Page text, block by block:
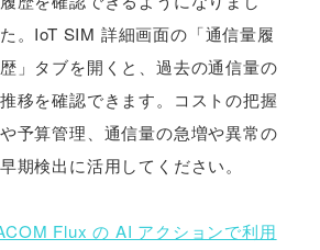
た。IoT SIM 詳細画面の「通信量履
歴」タブを開くと、過去の通信量の
推移を確認できます。コストの把握
や予算管理、通信量の急増や異常の
早期検出に活用してください。
Flux の AI アクションで利用